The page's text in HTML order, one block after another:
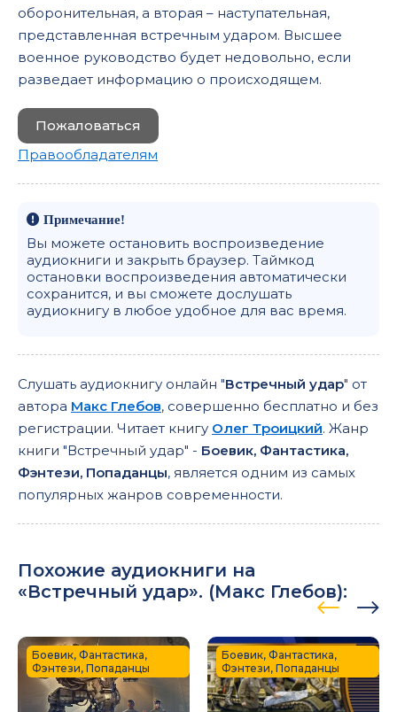
оборонительная, а вторая – наступательная,
представленная встречным ударом. Высшее
военное руководство будет недовольно, если
разведает информацию о происходящем.
Пожаловаться
Правообладателям
Примечание!
Вы можете остановить воспроизведение
аудиокниги и закрыть браузер. Таймкод
остановки воспроизведения автоматически
сохранится, и вы сможете дослушать
аудиокнигу в любое удобное для вас время.
Слушать аудиокнигу онлайн "Встречный удар" от
автора Макс Глебов, совершенно бесплатно и без
регистрации. Читает книгу Олег Троицкий. Жанр
книги "Встречный удар" - Боевик, Фантастика,
Фэнтези, Попаданцы, является одним из самых
популярных жанров современности.
Похожие аудиокниги на
«Встречный удар». (Макс Глебов):
Боевик, Фантастика,
Фэнтези, Попаданцы
Боевик, Фантастика,
Фэнтези, Попаданцы